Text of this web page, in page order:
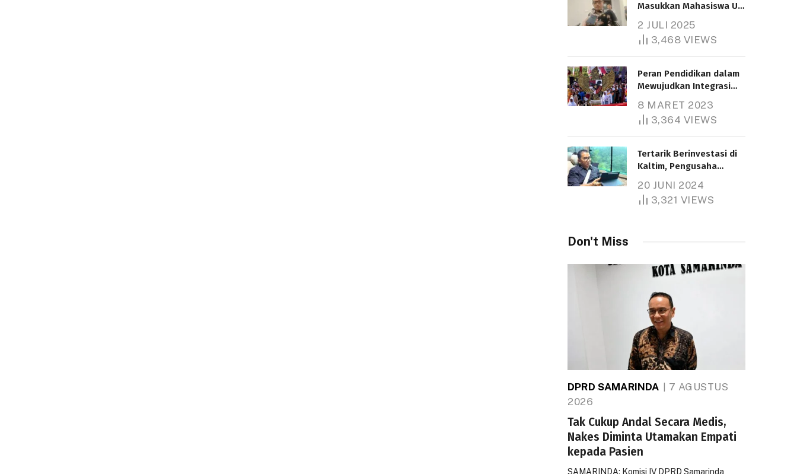
Masukkan Mahasiswa UT
Bantuan Pendidikan
Gratispol
2 JULI 2025
3,468 VIEWS
Peran Pendidikan dalam
Mewujudkan Integrasi
8 MARET 2023
3,364 VIEWS
Tertarik Berinvestasi di
Kaltim, Pengusaha
1.000 Hektare
20 JUNI 2024
3,321 VIEWS
Don't Miss
DPRD SAMARINDA
7 AGUSTUS
2026
Tak Cukup Andal Secara Medis,
Nakes Diminta Utamakan Empati
kepada Pasien
SAMARINDA: Komisi IV DPRD Samarinda